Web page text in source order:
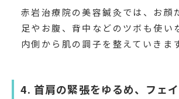
赤岩治療院の美容鍼灸では、お顔
足やお腹、背中などのツボも使い
内側から肌の調子を整えていきま
4. 首肩の緊張をゆるめ、フェ